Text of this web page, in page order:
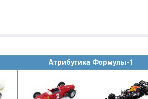
Атрибутика Формулы-1